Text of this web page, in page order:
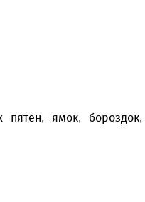
пятен, ямок, бороздок,